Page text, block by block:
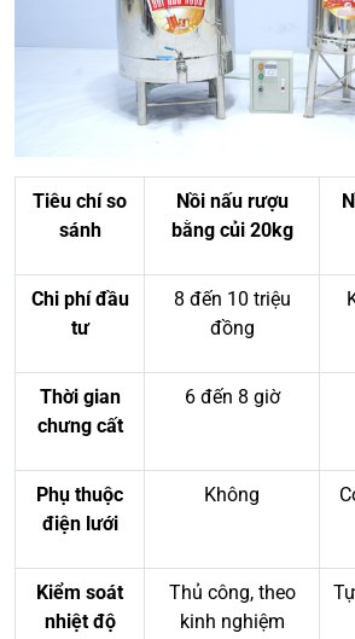
Tiêu chí so
sánh
Nồi nấu rượu
bằng củi 20kg
Chi phí đầu
tư
8 đến 10 triệu
đồng
Thời gian
chưng cất
6 đến 8 giờ
Phụ thuộc
điện lưới
Không
Kiểm soát
nhiệt độ
Thủ công, theo
kinh nghiệm